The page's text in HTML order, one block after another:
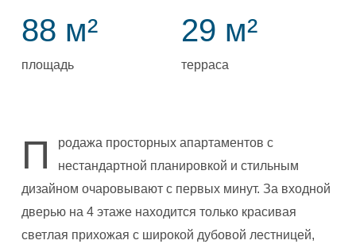
88 м²
площадь
29 м²
терраса
П
родажа просторных апартаментов с
нестандартной планировкой и стильным
дизайном очаровывают с первых минут. За входной
дверью на 4 этаже находится только красивая
светлая прихожая с широкой дубовой лестницей,